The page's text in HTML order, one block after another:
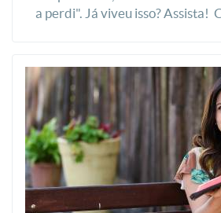
a perdi". Já viveu isso? Assista!